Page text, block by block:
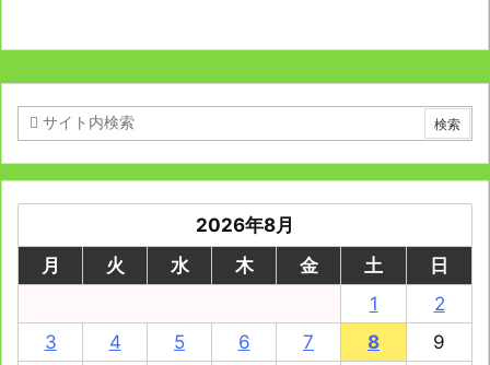
2026年8月
月
火 水 木 金 土
日
1
2
3
4 5 6 7 8
9